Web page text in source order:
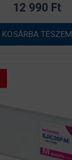
5
-
l
12 990 Ft
KOSÁRBA TESZEM